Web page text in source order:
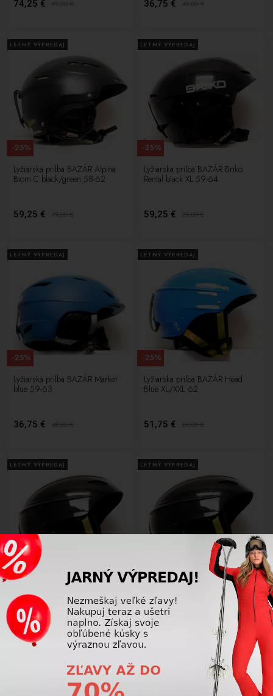
74,25 € 99,00€ 36,75 € 49,00€
LETNÝ VÝPREDAJ
Lyžiarska prilba BAZÁR Alpina
Biom C black/green 58-62
59,25 € 79,00€
-25%
LETNÝ VÝPREDAJ
Lyžiarska prilba BAZÁR Briko
Rental black XL 59-64
59,25 € 79,00€
-25%
LETNÝ VÝPREDAJ
Lyžiarska prilba BAZÁR Marker
blue 59-63
36,75 € 49,00€
-25%
LETNÝ VÝPREDAJ
Lyžiarska prilba BAZÁR Head
Blue XL/XXL 62
51,75 € 69,00€
-25%
LETNÝ VÝPREDAJ
Lyžiarska prilba BAZÁR Head
BACK XL/XXL 59-64
51,75 € 69,00€
-25%
LETNÝ VÝPREDAJ
Lyžiarska prilba BAZÁR Head
BACK XL/XXL 59-64
51,75 €
LETNÝ VÝPREDAJ